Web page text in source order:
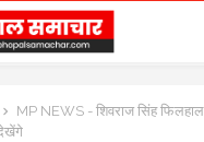
MP NEWS - शिवराज सिंह फिलहाल